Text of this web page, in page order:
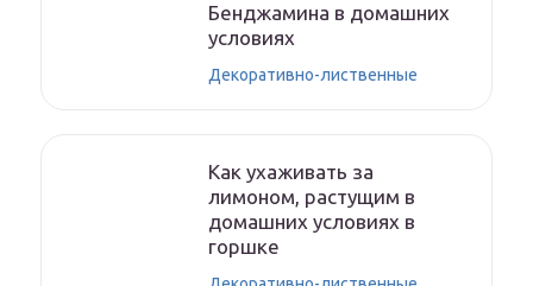
Бенджамина в домашних
условиях
Декоративно-лиственные
Как ухаживать за
лимоном, растущим в
домашних условиях в
горшке